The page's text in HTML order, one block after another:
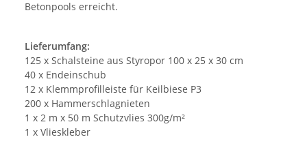
Betonpools erreicht.
Lieferumfang:
125 x Schalsteine aus Styropor 100 x 25 x 30 cm
40 x Endeinschub
12 x Klemmprofilleiste für Keilbiese P3
200 x Hammerschlagnieten
1 x 2 m x 50 m Schutzvlies 300g/m²
1 x Vlieskleber